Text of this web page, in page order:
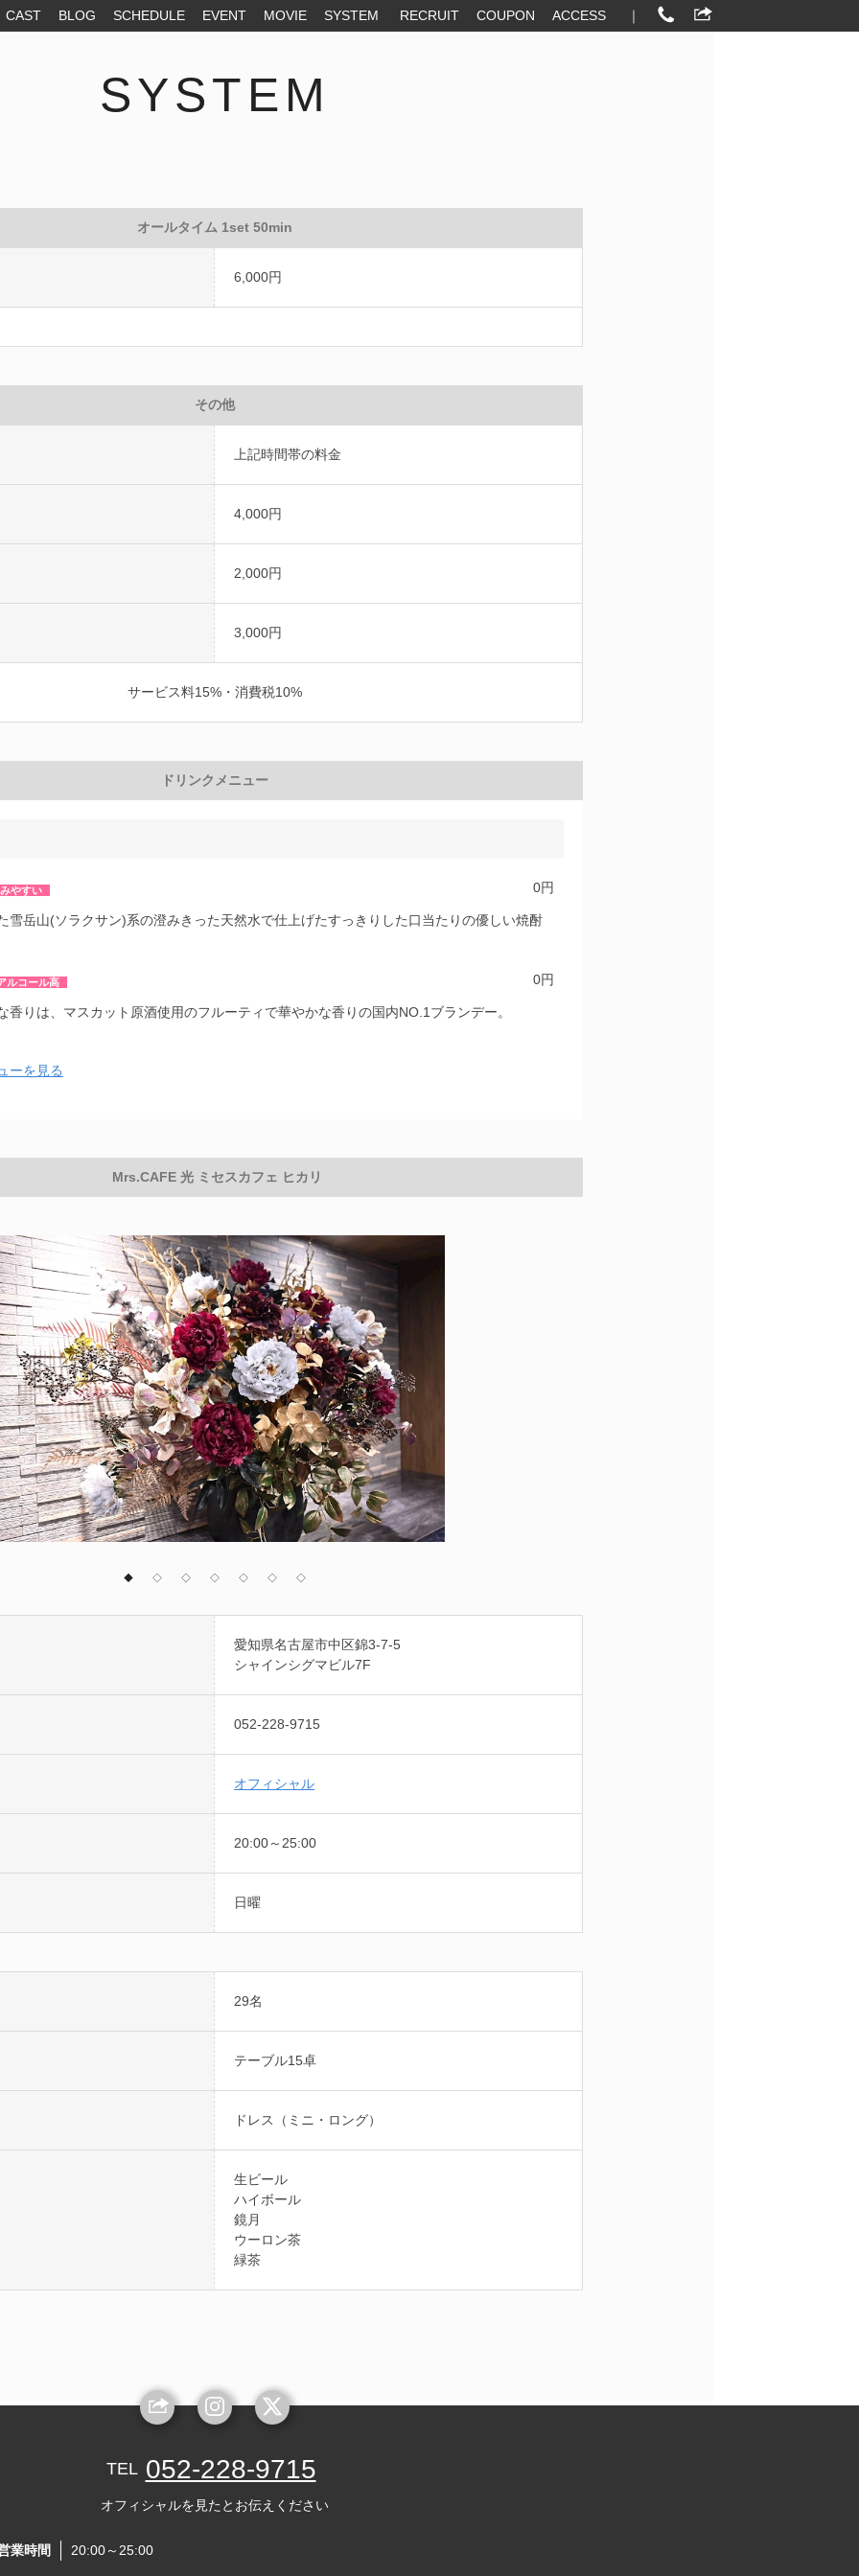
CAST BLOG SCHEDULE EVENT MOVIE SYSTEM RECRUIT COUPON ACCESS ｜
SYSTEM
オールタイム 1set 50min
6,000円
その他
上記時間帯の料金
4,000円
2,000円
3,000円
サービス料15%・消費税10%
ドリンクメニュー
やすい 0円
雪岳山(ソラクサン)系の澄みきった天然水で仕上げたすっきりした口当たりの優しい焼酎
ルコール高 0円
香りは、マスカット原酒使用のフルーティで華やかな香りの国内NO.1ブランデー。
ーを見る
Mrs.CAFE 光 ミセスカフェ ヒカリ
◆ ◇ ◇ ◇ ◇ ◇ ◇
愛知県名古屋市中区錦3-7-5
シャインシグマビル7F
052-228-9715
オフィシャル
20:00～25:00
日曜
29名
テーブル15卓
ドレス（ミニ・ロング）
生ビール
ハイボール
鏡月
ウーロン茶
緑茶
TEL 052-228-9715
オフィシャルを見たとお伝えください
業時間 20:00～25:00